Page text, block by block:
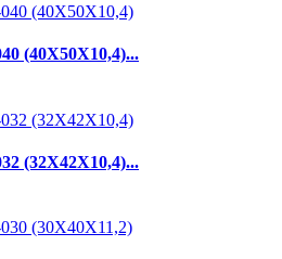
(40Х50Х10,4)...
(32Х42Х10,4)...